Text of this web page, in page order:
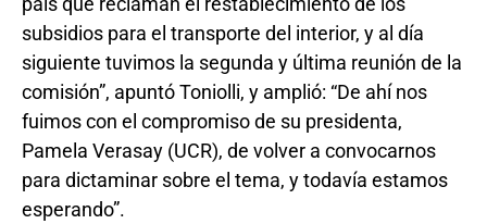
subsidios para el transporte del interior, y al día
siguiente tuvimos la segunda y última reunión de la
comisión”, apuntó Toniolli, y amplió: “De ahí nos
fuimos con el compromiso de su presidenta,
Pamela Verasay (UCR), de volver a convocarnos
para dictaminar sobre el tema, y todavía estamos
esperando”.